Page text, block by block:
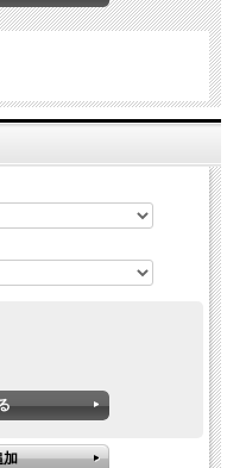
ズ JIS T8118対応